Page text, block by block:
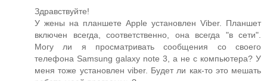
Здравствуйте!
У жены на планшете Apple установлен Viber. Планшет
включен всегда, соответственно, она всегда "в сети".
Могу ли я просматривать сообщения со своего
телефона Samsung galaxy note 3, а не с компьютера? У
меня тоже установлен viber. Будет ли как-то это мешать